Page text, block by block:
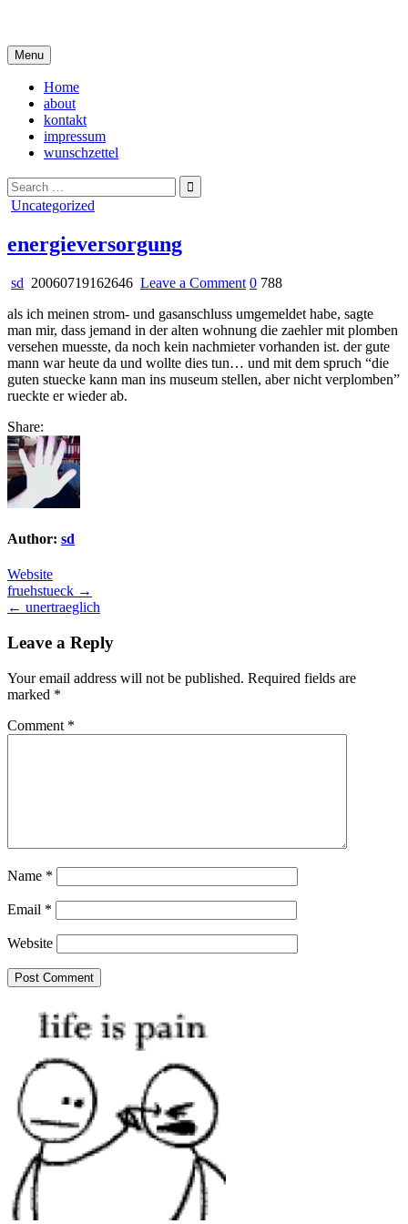
content
Menu
Home
about
kontakt
impressum
wunschzettel
Search
for:
Posted
Uncategorized
energieversorgung
sd 20060719162646 Leave a Commenton
0 788
als ich meinen strom- und gasanschluss umgemeldet habe, sagte
man mir, dass jemand in der alten wohnung die zaehler mit plomben
versehen muesste, da noch kein nachmieter vorhanden ist. der gute
mann war heute da und wollte dies tun… und mit dem spruch “die
guten stuecke kann man ins museum stellen, aber nicht verplomben”
rueckte er wieder ab.
Share:
Author: sd
Website
Post
navigation
fruehstueck →
← unertraeglich
Leave a Reply
Your email address will not be published. Required fields are
marked *
Comment *
Name *
Email *
Website